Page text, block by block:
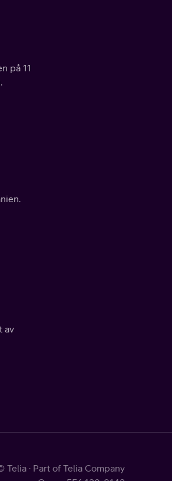
på 11
av
Telia · Part of Telia Company